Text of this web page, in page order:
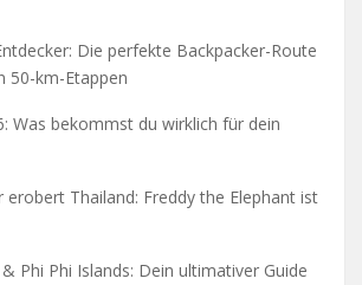
Die perfekte Backpacker-Route
50-km-Etappen
Was bekommst du wirklich für dein
erobert Thailand: Freddy the Elephant ist
Phi Phi Islands: Dein ultimativer Guide